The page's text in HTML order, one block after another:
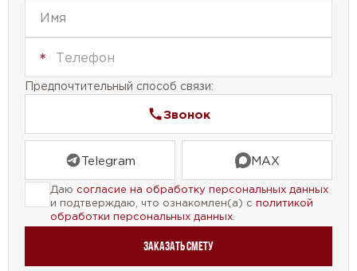
Предпочтительный способ связи:
Звонок
Telegram MAX
Даю согласие на обработку персональных данных
и подтверждаю, что ознакомлен(а) с политикой
обработки персональных данных.
Заказать смету